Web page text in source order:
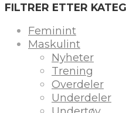
FILTRER ETTER
Feminint
Maskulint
Nyheter
Trening
Overdeler
Underdeler